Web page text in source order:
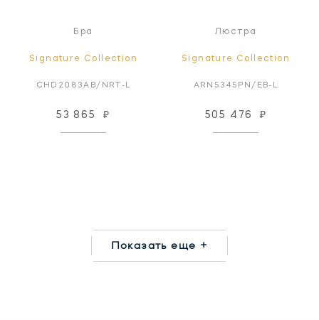
Бра
Signature Collection
CHD2083AB/NRT-L
53 865 ₽
Люстра
Signature Collection
ARN5345PN/EB-L
505 476 ₽
Показать еще +